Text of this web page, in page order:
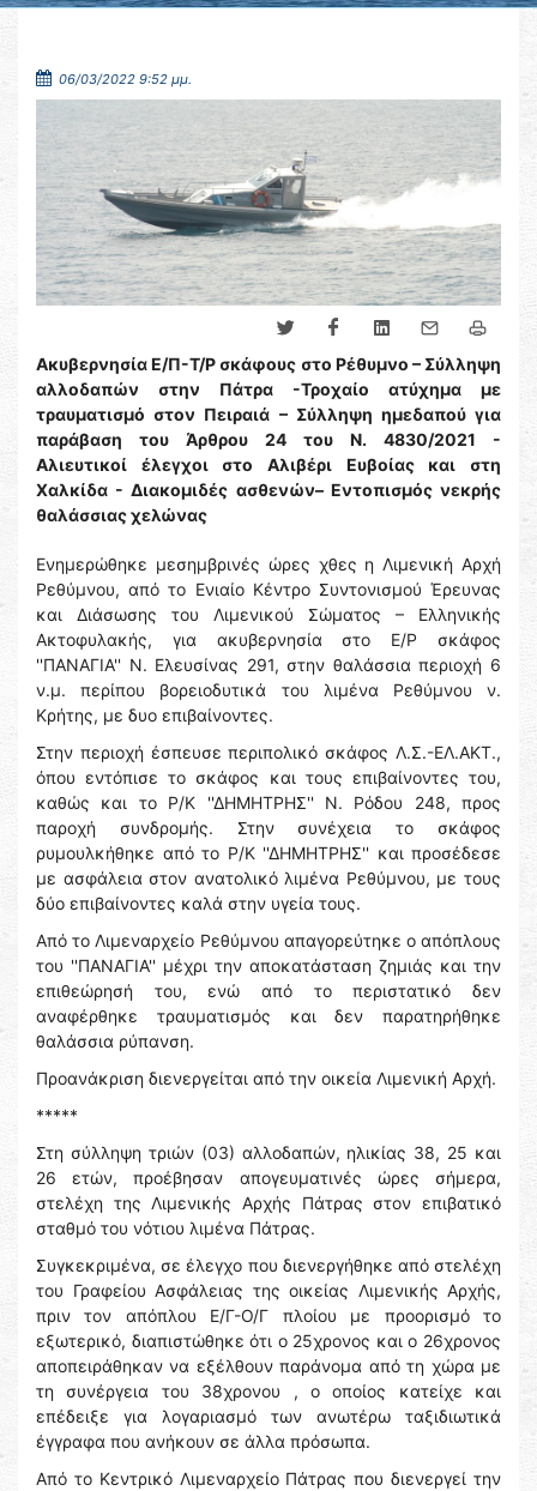
06/03/2022 9:52 μμ.
Ακυβερνησία Ε/Π-Τ/Ρ σκάφους στο Ρέθυμνο – Σύλληψη
αλλοδαπών στην Πάτρα -Τροχαίο ατύχημα με
τραυματισμό στον Πειραιά – Σύλληψη ημεδαπού για
παράβαση του Άρθρου 24 του Ν. 4830/2021 -
Αλιευτικοί έλεγχοι στο Αλιβέρι Ευβοίας και στη
Χαλκίδα - Διακομιδές ασθενών– Εντοπισμός νεκρής
θαλάσσιας χελώνας
Ενημερώθηκε μεσημβρινές ώρες χθες η Λιμενική Αρχή
Ρεθύμνου, από το Ενιαίο Κέντρο Συντονισμού Έρευνας
και Διάσωσης του Λιμενικού Σώματος – Ελληνικής
Ακτοφυλακής, για ακυβερνησία στο Ε/Ρ σκάφος
''ΠΑΝΑΓΙΑ'' Ν. Ελευσίνας 291, στην θαλάσσια περιοχή 6
ν.μ. περίπου βορειοδυτικά του λιμένα Ρεθύμνου ν.
Κρήτης, με δυο επιβαίνοντες.
Στην περιοχή έσπευσε περιπολικό σκάφος Λ.Σ.-ΕΛ.ΑΚΤ.,
όπου εντόπισε το σκάφος και τους επιβαίνοντες του,
καθώς και το Ρ/Κ ''ΔΗΜΗΤΡΗΣ'' Ν. Ρόδου 248, προς
παροχή συνδρομής. Στην συνέχεια το σκάφος
ρυμουλκήθηκε από το Ρ/Κ ''ΔΗΜΗΤΡΗΣ'' και προσέδεσε
με ασφάλεια στον ανατολικό λιμένα Ρεθύμνου, με τους
δύο επιβαίνοντες καλά στην υγεία τους.
Από το Λιμεναρχείο Ρεθύμνου απαγορεύτηκε ο απόπλους
του ''ΠΑΝΑΓΙΑ'' μέχρι την αποκατάσταση ζημιάς και την
επιθεώρησή του, ενώ από το περιστατικό δεν
αναφέρθηκε τραυματισμός και δεν παρατηρήθηκε
θαλάσσια ρύπανση.
Προανάκριση διενεργείται από την οικεία Λιμενική Αρχή.
*****
Στη σύλληψη τριών (03) αλλοδαπών, ηλικίας 38, 25 και
26 ετών, προέβησαν απογευματινές ώρες σήμερα,
στελέχη της Λιμενικής Αρχής Πάτρας στον επιβατικό
σταθμό του νότιου λιμένα Πάτρας.
Συγκεκριμένα, σε έλεγχο που διενεργήθηκε από στελέχη
του Γραφείου Ασφάλειας της οικείας Λιμενικής Αρχής,
πριν τον απόπλου Ε/Γ-Ο/Γ πλοίου με προορισμό το
εξωτερικό, διαπιστώθηκε ότι ο 25χρονος και ο 26χρονος
αποπειράθηκαν να εξέλθουν παράνομα από τη χώρα με
τη συνέργεια του 38χρονου , ο οποίος κατείχε και
επέδειξε για λογαριασμό των ανωτέρω ταξιδιωτικά
έγγραφα που ανήκουν σε άλλα πρόσωπα.
Από το Κεντρικό Λιμεναρχείο Πάτρας που διενεργεί την